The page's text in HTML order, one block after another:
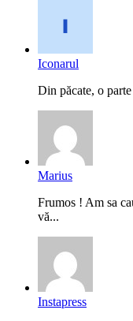
Iconarul
Din păcate, o
Marius
Frumos ! Am sa
vă...
Instapress